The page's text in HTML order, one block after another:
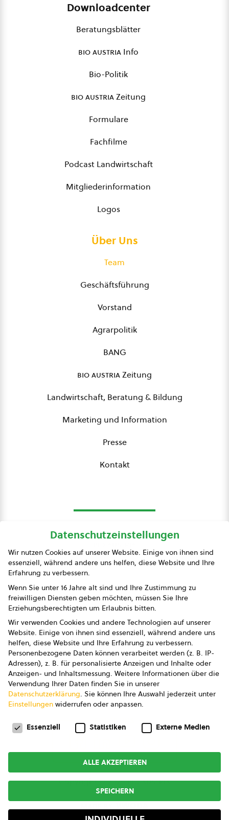
Downloadcenter
Beratungsblätter
bio austria Info
Bio-Politik
bio austriaZeitung
Formulare
Fachfilme
Podcast Landwirtschaft
Mitgliederinformation
Logos
Über Uns
Team
Geschäftsführung
Vorstand
Agrarpolitik
BANG
bio austriaZeitung
Landwirtschaft, Beratung & Bildung
Marketing und Information
Presse
Kontakt
Presse
Impressum
Datenschutz
AGB
AGB Marketing GmbH
AGB Bildung
Newsletter
Copyright © 2026bio austria
Datenschutzeinstellungen
Wir nutzen Cookies auf unserer Website. Einige von ihnen sind
essenziell, während andere uns helfen, diese Website und Ihre
Erfahrung zu verbessern.
Wenn Sie unter 16 Jahre alt sind und Ihre Zustimmung zu
freiwilligen Diensten geben möchten, müssen Sie Ihre
Erziehungsberechtigten um Erlaubnis bitten.
Wir verwenden Cookies und andere Technologien auf unserer
Website. Einige von ihnen sind essenziell, während andere uns
helfen, diese Website und Ihre Erfahrung zu verbessern.
Personenbezogene Daten können verarbeitet werden (z. B. IP-
Adressen), z. B. für personalisierte Anzeigen und Inhalte oder
Anzeigen- und Inhaltsmessung. Weitere Informationen über die
Verwendung Ihrer Daten finden Sie in unserer
Datenschutzerklärung. Sie können Ihre Auswahl jederzeit unter
Einstellungen widerrufen oder anpassen.
Datenschutzeinstellungen
Essenziell Statistiken Externe Medien
ALLE AKZEPTIEREN
SPEICHERN